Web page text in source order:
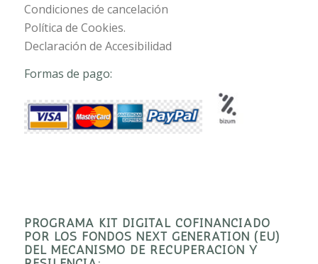
Condiciones de cancelación
Política de Cookies.
Declaración de Accesibilidad
Formas de pago:
PROGRAMA KIT DIGITAL COFINANCIADO
POR LOS FONDOS NEXT GENERATION (EU)
DEL MECANISMO DE RECUPERACIÓN Y